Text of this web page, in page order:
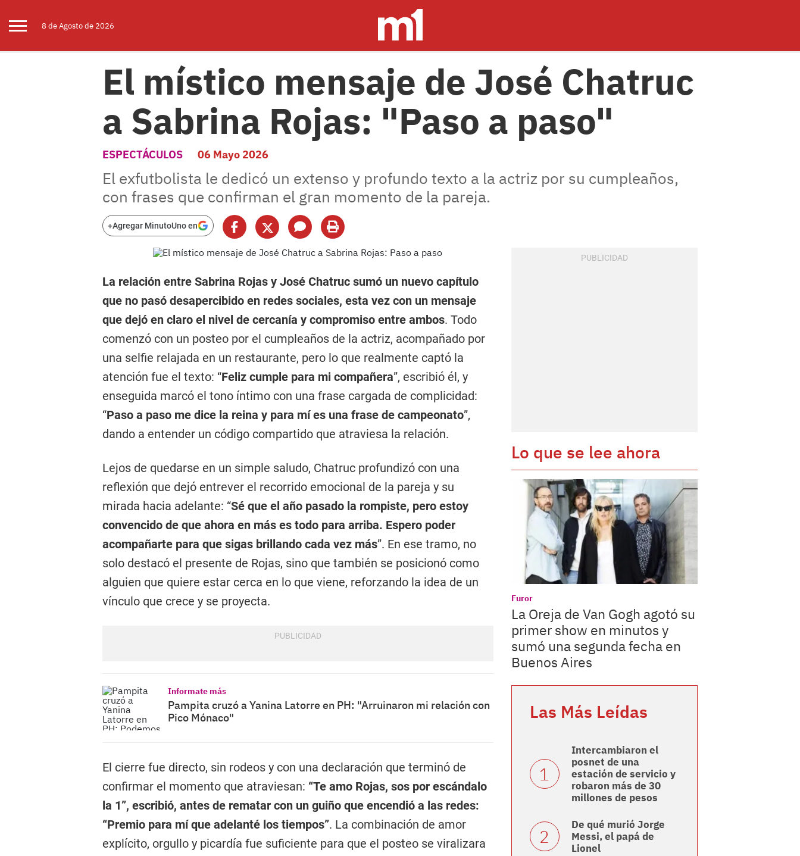
8 deAgostode 2026
El místico mensaje de José Chatruc
a Sabrina Rojas: "Paso a paso"
ESPECTÁCULOS 06 Mayo 2026
El exfutbolista le dedicó un extenso y profundo texto a la actriz por su cumpleaños,
con frases que confirman el gran momento de la pareja.
+Agregar MinutoUno en
La relación entre Sabrina Rojas y José Chatruc sumó un nuevo capítulo
que no pasó desapercibido en redes sociales, esta vez con un mensaje
que dejó en claro el nivel de cercanía y compromiso entre ambos. Todo
comenzó con un posteo por el cumpleaños de la actriz, acompañado por
una selfie relajada en un restaurante, pero lo que realmente captó la
atención fue el texto: “Feliz cumple para mi compañera”, escribió él, y
enseguida marcó el tono íntimo con una frase cargada de complicidad:
“Paso a paso me dice la reina y para mí es una frase de campeonato”,
dando a entender un código compartido que atraviesa la relación.
Lejos de quedarse en un simple saludo, Chatruc profundizó con una
reflexión que dejó entrever el recorrido emocional de la pareja y su
mirada hacia adelante: “Sé que el año pasado la rompiste, pero estoy
convencido de que ahora en más es todo para arriba. Espero poder
acompañarte para que sigas brillando cada vez más”. En ese tramo, no
solo destacó el presente de Rojas, sino que también se posicionó como
alguien que quiere estar cerca en lo que viene, reforzando la idea de un
vínculo que crece y se proyecta.
Informate más
Pampita cruzó a Yanina Latorre en PH: "Arruinaron mi relación con
Pico Mónaco"
El cierre fue directo, sin rodeos y con una declaración que terminó de
confirmar el momento que atraviesan: “Te amo Rojas, sos por escándalo
la 1”, escribió, antes de rematar con un guiño que encendió a las redes:
“Premio para mí que adelanté los tiempos”. La combinación de amor
explícito, orgullo y picardía fue suficiente para que el posteo se viralizara
Lo que se lee ahora
Furor
La Oreja de Van Gogh agotó su
primer show en minutos y
sumó una segunda fecha en
Buenos Aires
Las Más Leídas
Intercambiaron el
posnet de una
estación de servicio y
robaron más de 30
millones de pesos
De qué murió Jorge
Messi, el papá de
Lionel